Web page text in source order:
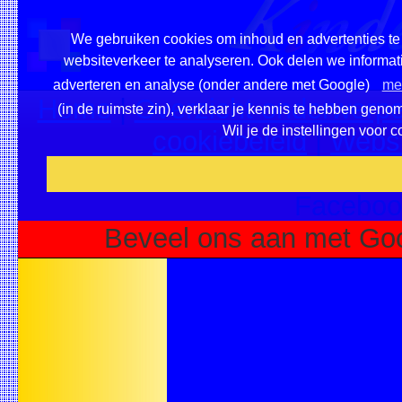
We gebruiken cookies om inhoud en advertenties
websiteverkeer te analyseren. Ook delen we
adverteren en analyse (onder andere met Google)
(in de ruimste zin), verklaar je kennis te hebben
Wil je de instellingen voor
Home|Overzicht
cookiebeleid|
Beveel ons aan met